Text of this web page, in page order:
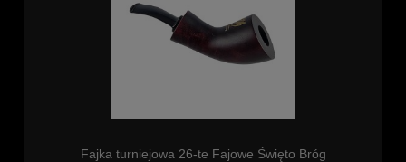
Fajka turniejowa 26-te Fajowe Święto Bróg